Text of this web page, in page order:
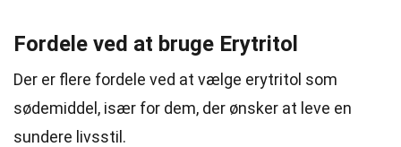
Fordele ved at bruge Erytritol
Der er flere fordele ved at vælge erytritol som
sødemiddel, især for dem, der ønsker at leve en
sundere livsstil.